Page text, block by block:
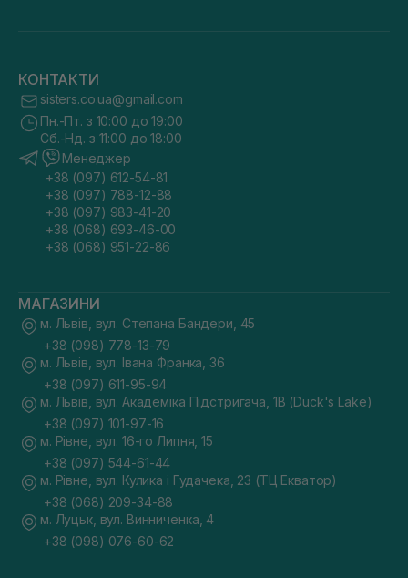
КОНТАКТИ
sisters.co.ua@gmail.com
Пн.-Пт. з 10:00 до 19:00
Сб.-Нд. з 11:00 до 18:00
Менеджер
+38 (097) 612-54-81
+38 (097) 788-12-88
+38 (097) 983-41-20
+38 (068) 693-46-00
+38 (068) 951-22-86
МАГАЗИНИ
м. Львів, вул. Степана Бандери, 45
+38 (098) 778-13-79
м. Львів, вул. Івана Франка, 36
+38 (097) 611-95-94
м. Львів, вул. Академіка Підстригача, 1В (Duck's Lake)
+38 (097) 101-97-16
м. Рівне, вул. 16-го Липня, 15
+38 (097) 544-61-44
м. Рівне, вул. Кулика і Гудачека, 23 (ТЦ Екватор)
+38 (068) 209-34-88
м. Луцьк, вул. Винниченка, 4
+38 (098) 076-60-62